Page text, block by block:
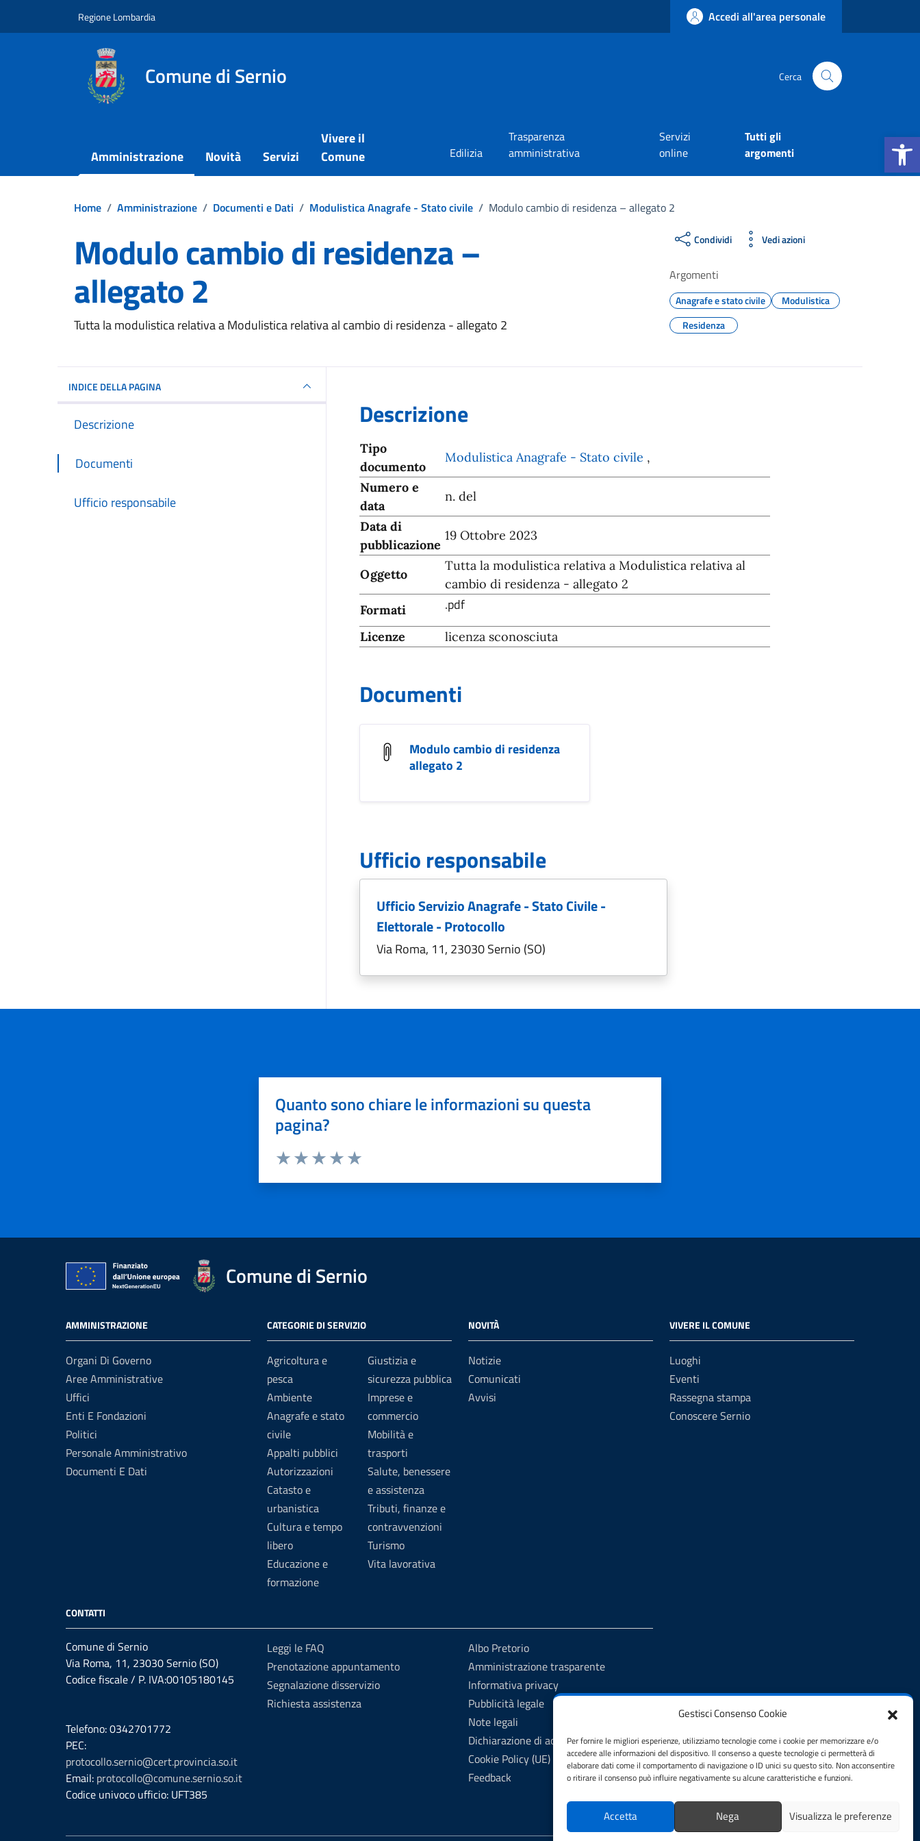
Apri la
Gestisci Consenso Cookie
Per fornire le migliori esperienze, utilizziamo tecnologie come i cookie per memorizzare e/o
accedere alle informazioni del dispositivo. Il consenso a queste tecnologie ci permetterà di
elaborare dati come il comportamento di navigazione o ID unici su questo sito. Non acconsentire
o ritirare il consenso può influire negativamente su alcune caratteristiche e funzioni.
Accetta Nega Visualizza le preferenze
Regione Lombardia Accedi all'area personale
Comune di Sernio Cerca
Amministrazione Novità Servizi
Vivere il
Comune
Edilizia
Trasparenza
amministrativa
Servizi
online
Tutti gli
argomenti
Home / Amministrazione / Documenti e Dati / Modulistica Anagrafe - Stato civile / Modulo cambio di residenza – allegato 2
Modulo cambio di residenza –
allegato 2
Dettagli del documento
Tutta la modulistica relativa a Modulistica relativa al cambio di residenza - allegato 2
Condividi Vedi azioni
Argomenti
Anagrafe e stato civile
Modulistica
Residenza
INDICE DELLA PAGINA
Descrizione
Documenti
Ufficio responsabile
Descrizione
Tipo
documento
Modulistica Anagrafe - Stato civile ,
Numero e
data
n. del
Data di
pubblicazione
19 Ottobre 2023
Oggetto
Tutta la modulistica relativa a Modulistica relativa al
cambio di residenza - allegato 2
Formati
.pdf
Licenze licenza sconosciuta
Documenti
Modulo cambio di residenza
allegato 2
Ufficio responsabile
Ufficio Servizio Anagrafe - Stato Civile -
Elettorale - Protocollo
Via Roma, 11, 23030 Sernio (SO)
Quanto sono chiare le informazioni su questa
pagina?
Comune di Sernio
AMMINISTRAZIONE
Organi Di Governo
Aree Amministrative
Uffici
Enti E Fondazioni
Politici
Personale Amministrativo
Documenti E Dati
CATEGORIE DI SERVIZIO
Agricoltura e
pesca
Ambiente
Anagrafe e stato
civile
Appalti pubblici
Autorizzazioni
Catasto e
urbanistica
Cultura e tempo
libero
Educazione e
formazione
Giustizia e
sicurezza pubblica
Imprese e
commercio
Mobilità e
trasporti
Salute, benessere
e assistenza
Tributi, finanze e
contravvenzioni
Turismo
Vita lavorativa
NOVITÀ
Notizie
Comunicati
Avvisi
VIVERE IL COMUNE
Luoghi
Eventi
Rassegna stampa
Conoscere Sernio
CONTATTI
Comune di Sernio
Via Roma, 11, 23030 Sernio (SO)
Codice fiscale / P. IVA:00105180145
Telefono: 0342701772
PEC:
protocollo.sernio@cert.provincia.so.it
Email: protocollo@comune.sernio.so.it
Codice univoco ufficio: UFT385
Leggi le FAQ
Prenotazione appuntamento
Segnalazione disservizio
Richiesta assistenza
Albo Pretorio
Amministrazione trasparente
Informativa privacy
Pubblicità legale
Note legali
Dichiarazione di accessibilità
Cookie Policy (UE)
Feedback